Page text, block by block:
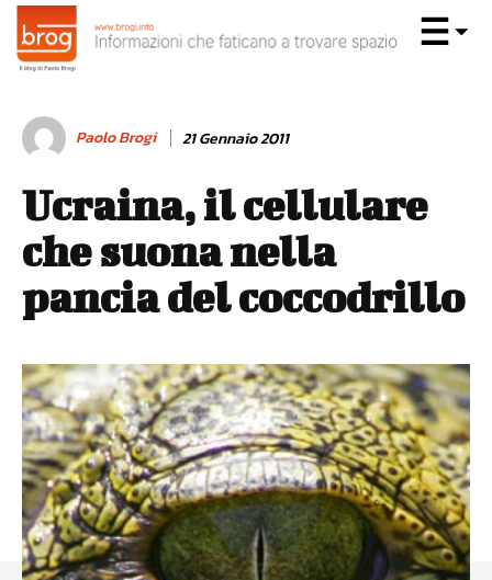
Paolo Brogi 21 Gennaio 2011
Ucraina, il cellulare
che suona nella
pancia del coccodrillo